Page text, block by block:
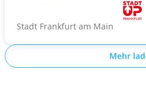
Stadt Frankfurt am Main
Mehr